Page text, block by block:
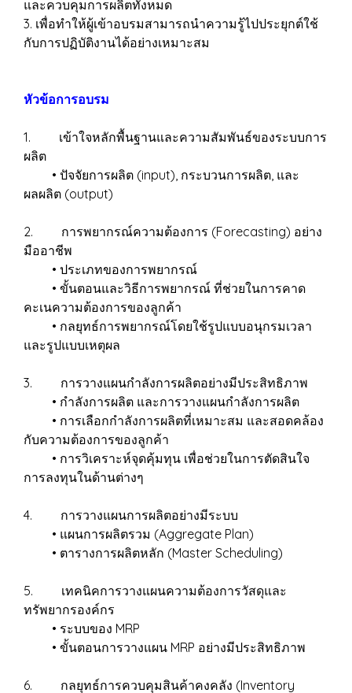
และควบคุมการผลิตทั้งหมด
3. เพื่อทำให้ผู้เข้าอบรมสามารถนำความรู้ไปประยุกต์ใช้
กับการปฏิบัติงานได้อย่างเหมาะสม
หัวข้อการอบรม
1. เข้าใจหลักพื้นฐานและความสัมพันธ์ของระบบการ
ผลิต
• ปัจจัยการผลิต (input), กระบวนการผลิต, และ
ผลผลิต (output)
2. การพยากรณ์ความต้องการ (Forecasting) อย่าง
มืออาชีพ
• ประเภทของการพยากรณ์
• ขั้นตอนและวิธีการพยากรณ์ ที่ช่วยในการคาด
คะเนความต้องการของลูกค้า
• กลยุทธ์การพยากรณ์โดยใช้รูปแบบอนุกรมเวลา
และรูปแบบเหตุผล
3. การวางแผนกำลังการผลิตอย่างมีประสิทธิภาพ
• กำลังการผลิต และการวางแผนกำลังการผลิต
• การเลือกกำลังการผลิตที่เหมาะสม และสอดคล้อง
กับความต้องการของลูกค้า
• การวิเคราะห์จุดคุ้มทุน เพื่อช่วยในการตัดสินใจ
การลงทุนในด้านต่างๆ
4. การวางแผนการผลิตอย่างมีระบบ
• แผนการผลิตรวม (Aggregate Plan)
• ตารางการผลิตหลัก (Master Scheduling)
5. เทคนิคการวางแผนความต้องการวัสดุและ
ทรัพยากรองค์กร
• ระบบของ MRP
• ขั้นตอนการวางแผน MRP อย่างมีประสิทธิภาพ
6. กลยุทธ์การควบคุมสินค้าคงคลัง (Inventory